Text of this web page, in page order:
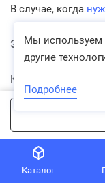
Каталог
В случае, когда
Эксплуатация и
Канальные
также
рассчитаны на
способы
доступа для
Мы используем
другие
Подробнее